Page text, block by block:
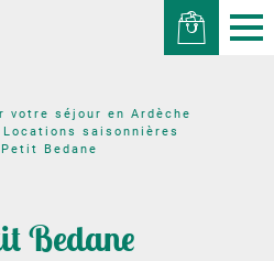
votre séjour en Ardèche
Locations saisonnières
Bedane
Bedane